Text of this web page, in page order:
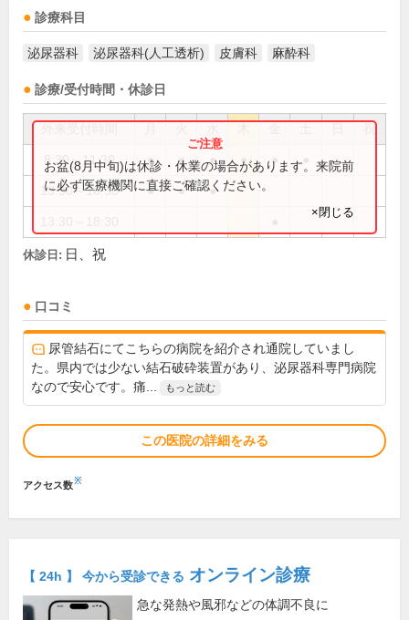
診療科目
泌尿器科 泌尿器科(人工透析) 皮膚科 麻酔科
診療/受付時間・休診日
祝
8:30～11:30 ● ● ● ● ●
13:30～16:30 ● ● ●
お盆(8月中旬)は休診・休業の場合があります。来院前
に必ず医療機関に直接ご確認ください。
×閉じる
休診日: 日、祝
口コミ
尿管結石にてこちらの病院を紹介され通院していまし
た。県内では少ない結石破砕装置があり、泌尿器科専門病院
なので安心です。痛...
もっと読む
この医院の詳細をみる
アクセス数※
【 24h 】 今から受診できる オンライン診療
急な発熱や風邪などの体調不良に